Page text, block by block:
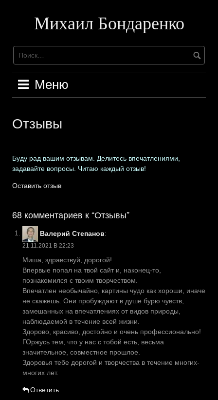
содержимомуМихаил Бондаренко
Меню
Отзывы
Буду рад вашим отзывам. Делитесь впечатлениями,
задавайте вопросы. Читаю каждый отзыв!
Оставить отзыв
68 комментариев к “Отзывы”
Валерий Степанов:
21.11.2021 В 22:23
Миша, здравствуй, дорогой!
Впервые попал на твой сайт и, наконец-то,
познакомился с твоим творчеством.
Впечатлен необычайно, картины чудо как хороши, иначе
не скажешь. Они пробуждают в душе бурю чувств,
замешанных на впечатлениях от видов природы,
наблюдаемой в течение всей жизни.
Здорово, красиво, достойно и очень профессионально!
ГОржусь тем, что у нас с тобой есть, весьма
значительное, совместное прошлое.
Здоровья тебе дорогой и творчества в течение многих-
многих лет.
Ответить